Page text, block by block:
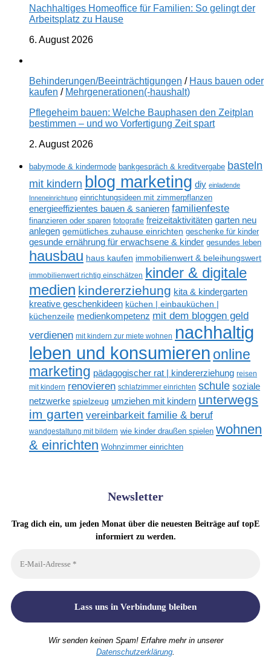
Nachhaltiges Homeoffice für Familien: So gelingt der
Arbeitsplatz zu Hause
6. August 2026
Behinderungen/Beeinträchtigungen / Haus bauen oder
kaufen / Mehrgenerationen(-haushalt)
Pflegeheim bauen: Welche Bauphasen den Zeitplan
bestimmen – und wo Vorfertigung Zeit spart
2. August 2026
babymode & kindermode bankgespräch & kreditvergabe basteln
mit kindern blog marketing diy einladende
Inneneinrichtung einrichtungsideen mit zimmerpflanzen
energieeffizientes bauen & sanieren familienfeste
finanzieren oder sparen fotografie freizeitaktivitäten garten neu
anlegen gemütliches zuhause einrichten geschenke für kinder
gesunde ernährung für erwachsene & kinder gesundes leben
hausbau haus kaufen immobilienwert & beleihungswert
immobilienwert richtig einschätzen kinder & digitale
medien kindererziehung kita & kindergarten
kreative geschenkideen küchen | einbauküchen |
küchenzeile medienkompetenz mit dem bloggen geld
verdienen mit kindern zur miete wohnen nachhaltig
leben und konsumieren online
marketing pädagogischer rat | kindererziehung reisen
mit kindern renovieren schlafzimmer einrichten schule soziale
netzwerke spielzeug umziehen mit kindern unterwegs
im garten vereinbarkeit familie & beruf
wandgestaltung mit bildern wie kinder draußen spielen wohnen
& einrichten Wohnzimmer einrichten
Newsletter
Trag dich ein, um jeden Monat über die neuesten Beiträge auf topE
informiert zu werden.
Wir senden keinen Spam! Erfahre mehr in unserer
Datenschutzerklärung